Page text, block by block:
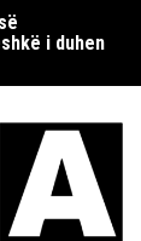
i duhen